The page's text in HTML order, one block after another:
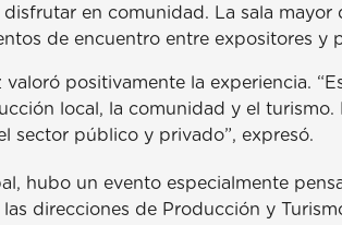
en comunidad. La sala mayor
de encuentro entre expositores y
positivamente la experiencia.
local, la comunidad y el
sector público y privado”, expresó.
hubo un evento especialmente
direcciones de Producción y